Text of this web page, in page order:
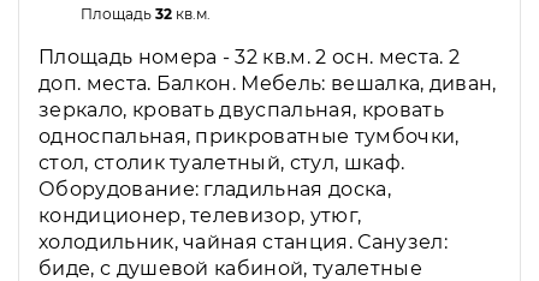
Площадь 32кв.м.
Площадь номера - 32 кв.м. 2 осн. места. 2
доп. места. Балкон. Мебель: вешалка, диван,
зеркало, кровать двуспальная, кровать
односпальная, прикроватные тумбочки,
стол, столик туалетный, стул, шкаф.
Оборудование: гладильная доска,
кондиционер, телевизор, утюг,
холодильник, чайная станция. Санузел:
биде, с душевой кабиной, туалетные